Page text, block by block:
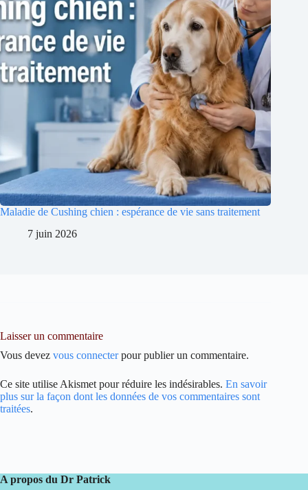
Maladie de Cushing chien : espérance de vie sans traitement
7 juin 2026
Laisser un commentaire
Vous devez vous connecterpour publier un commentaire.
Ce site utilise Akismet pour réduire les indésirables. En savoir
plus sur la façon dont les données de vos commentaires sont
traitées.
A propos du Dr Patrick